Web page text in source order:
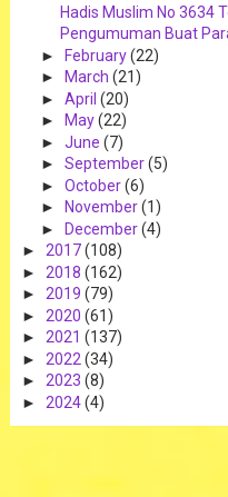
Hadis Muslim No 3634
Pengumuman Buat
► February(22)
►
March (21)
► April (20)
►
May(22)
► June (7)
► September(5)
► October(6)
►
November(1)
► December(4)
► 2017(108)
► 2018 (162)
► 2019 (79)
► 2020 (61)
► 2021 (137)
► 2022 (34)
► 2023 (8)
► 2024(4)